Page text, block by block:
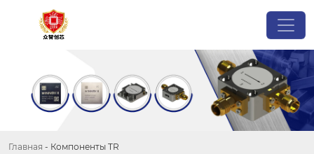
Главная - Компоненты TR